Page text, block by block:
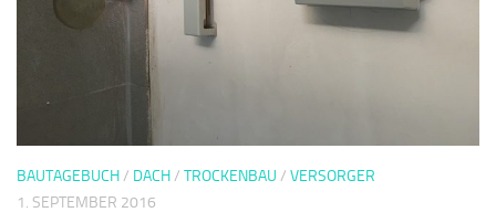
BAUTAGEBUCH/ DACH/ TROCKENBAU / VERSORGER
1. SEPTEMBER 2016